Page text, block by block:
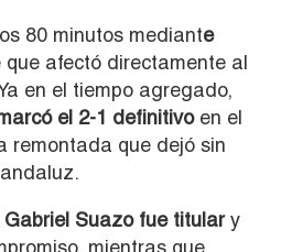
80 minutos mediante
que afectó directamente al
en el tiempo agregado,
el 2-1 definitivoen el
remontada que dejó sin
Gabriel Suazo fue titulary
mientras que